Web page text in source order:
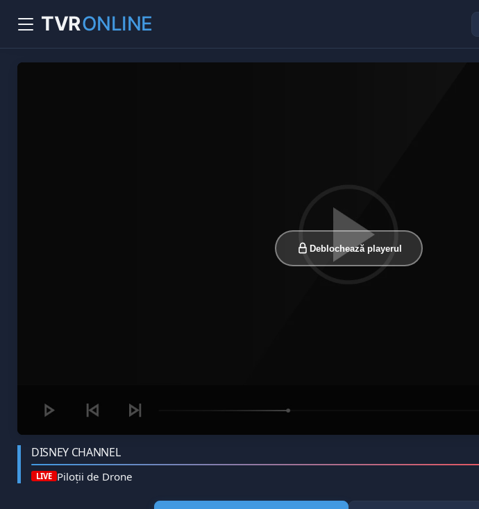
TVRONLINE
Deblochează playerul
DISNEY CHANNEL
LIVE Piloții de Drone